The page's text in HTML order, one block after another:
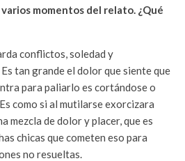
varios momentos del relato. ¿Qué
conflictos, soledad y
tan grande el dolor que siente que
para paliarlo es cortándose o
como si al mutilarse exorcizara
mezcla de dolor y placer, que es
chicas que cometen eso para
no resueltas.